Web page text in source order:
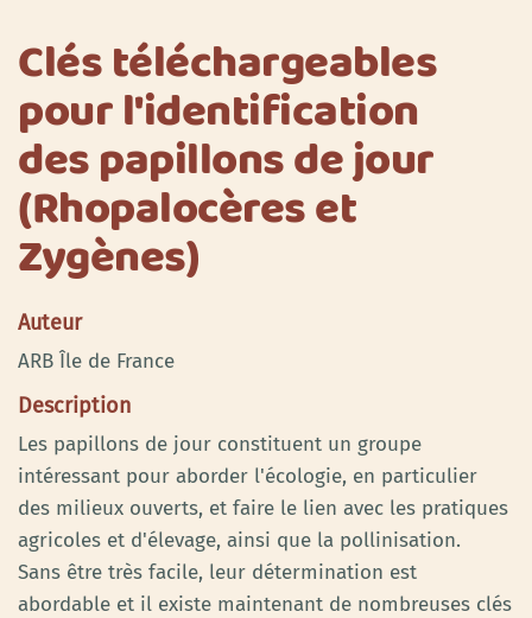
Clés téléchargeables
pour l'identification
des papillons de jour
(Rhopalocères et
Zygènes)
Auteur
ARB Île de France
Description
Les papillons de jour constituent un groupe
intéressant pour aborder l'écologie, en particulier
des milieux ouverts, et faire le lien avec les pratiques
agricoles et d'élevage, ainsi que la pollinisation.
Sans être très facile, leur détermination est
abordable et il existe maintenant de nombreuses clés